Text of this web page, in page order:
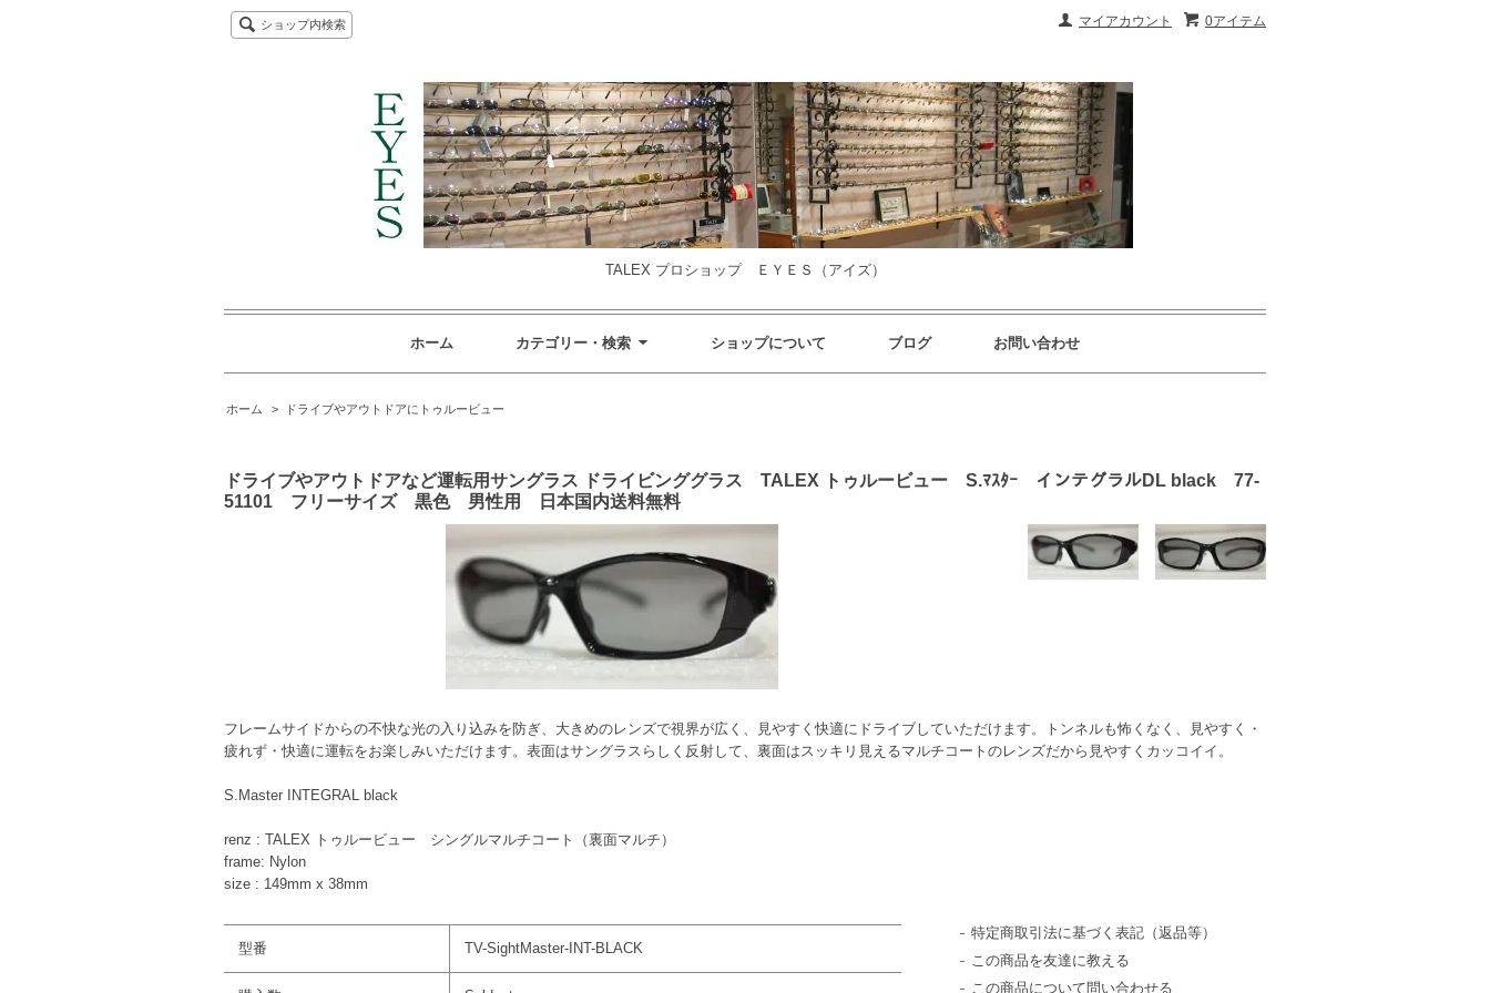
0アイテム
マイアカウント
ショップ内検索
TALEX プロショップ ＥＹＥＳ（アイズ）
ホーム カテゴリー・検索 ショップについて ブログ お問い合わせ
ホーム > ドライブやアウトドアにトゥルービュー
ドライブやアウトドアなど運転用サングラス ドライビンググラス TALEX トゥルービュー S.ﾏｽﾀｰ インテグラルDL black 77-
51101 フリーサイズ 黒色 男性用 日本国内送料無料
フレームサイドからの不快な光の入り込みを防ぎ、大きめのレンズで視界が広く、見やすく快適にドライブしていただけます。トンネルも怖くなく、見やすく・
疲れず・快適に運転をお楽しみいただけます。表面はサングラスらしく反射して、裏面はスッキリ見えるマルチコートのレンズだから見やすくカッコイイ。
S.Master INTEGRAL black
renz : TALEX トゥルービュー シングルマルチコート（裏面マルチ）
frame: Nylon
size : 149mm x 38mm
型番 TV-SightMaster-INT-BLACK
特定商取引法に基づく表記（返品等）
この商品を友達に教える
この商品について問い合わせる